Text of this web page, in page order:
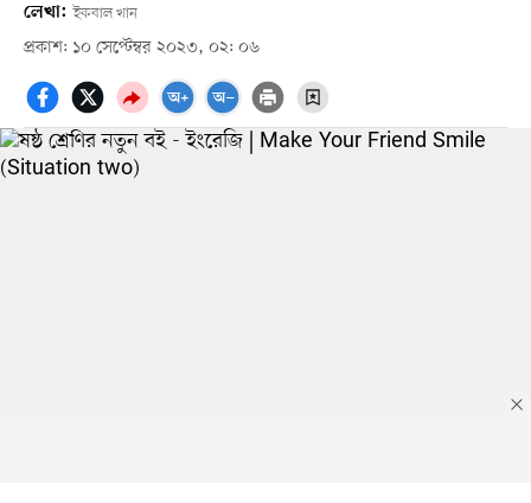
লেখা: ইকবাল খান
প্রকাশ: ১০ সেপ্টেম্বর ২০২৩, ০২: ০৬